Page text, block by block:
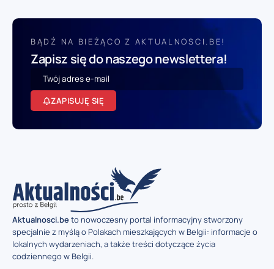
BĄDŹ NA BIEŻĄCO Z AKTUALNOSCI.BE!
Zapisz się do naszego newslettera!
ZAPISUJĘ SIĘ
Aktualnosci.beto nowoczesny portal informacyjny stworzony
specjalnie z myślą o Polakach mieszkających w Belgii: informacje o
lokalnych wydarzeniach, a także treści dotyczące życia
codziennego w Belgii.